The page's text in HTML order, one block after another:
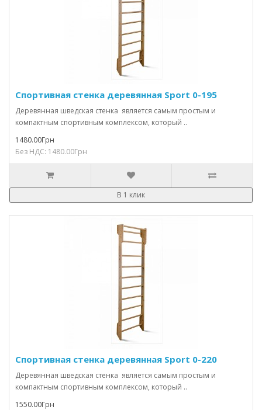
Спортивная стенка деревянная Sport 0-195
Деревянная шведская стенка является самым простым и
компактным спортивным комплексом, который ..
1480.00Грн
Без НДС: 1480.00Грн
В 1 клик
Спортивная стенка деревянная Sport 0-220
Деревянная шведская стенка является самым простым и
компактным спортивным комплексом, который ..
1550.00Грн